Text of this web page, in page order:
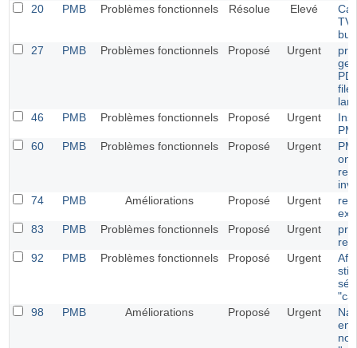
20
PMB Problèmes fonctionnels Résolue Elevé
27
PMB Problèmes fonctionnels Proposé Urgent
file
46
PMB Problèmes fonctionnels Proposé Urgent
60
PMB Problèmes fonctionnels Proposé Urgent
74
PMB Améliorations Proposé Urgent
83
PMB Problèmes fonctionnels Proposé Urgent
92
PMB Problèmes fonctionnels Proposé Urgent
98
PMB Améliorations Proposé Urgent